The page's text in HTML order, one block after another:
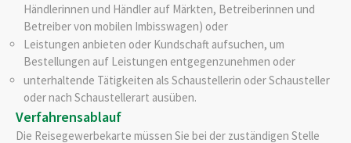
Händlerinnen und Händler auf Märkten, Betreiberinnen und
Betreiber von mobilen Imbisswagen) oder
Leistungen anbieten oder Kundschaft aufsuchen, um
Bestellungen auf Leistungen entgegenzunehmen oder
unterhaltende Tätigkeiten als Schaustellerin oder Schausteller
oder nach Schaustellerart ausüben.
Verfahrensablauf
Die Reisegewerbekarte müssen Sie bei der zuständigen Stelle